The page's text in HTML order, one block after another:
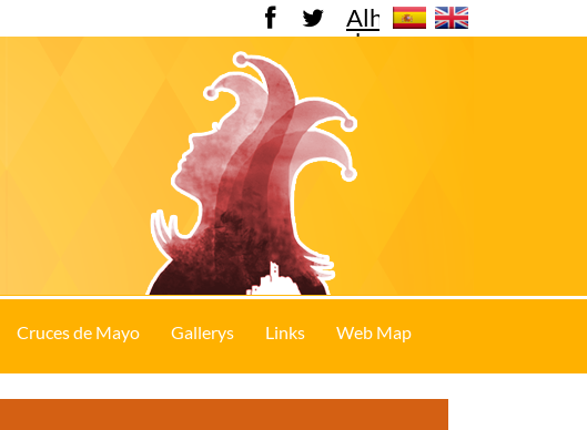
Alhama
de
Cruces de Mayo Gallerys Links Web Map